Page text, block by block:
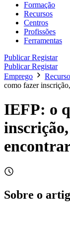
Formação
Recursos
Centros
Profissões
Ferramentas
PublicarRegistar
PublicarRegistar
Emprego
como fazer
IEFP: o
Sobre o